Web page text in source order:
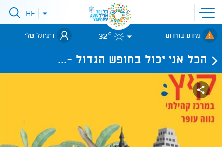
פתיחת
תפריט
אתר
לאתר עיריית
תל-אביב
פתיחתHE
מידע בחירום 32° דיגיתל שלי
הכל אני יכול בחופש הגדול -...